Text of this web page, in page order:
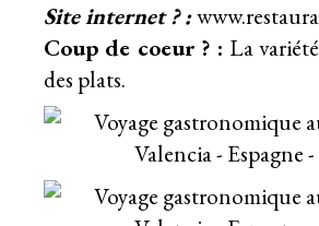
Site internet ? :
Coup de coeur ? : La
des plats.